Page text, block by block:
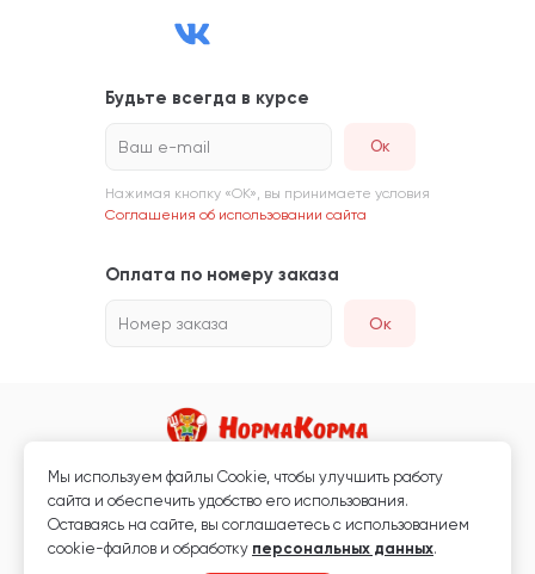
Будьте всегда в курсе
Ваш e-mail
Нажимая кнопку «ОК», вы принимаете условия
Соглашения об использовании сайта
Оплата по номеру заказа
Номер заказа Ок
Магазин кормов для животных и ветаптека
Любая информация, размещённая на сайте, не является публичной
офертой.
Мы используем файлы Сookie, чтобы улучшить работу
сайта и обеспечить удобство его использования.
Оставаясь на сайте, вы соглашаетесь с использованием
cookie-файлов и обработку персональных данных.